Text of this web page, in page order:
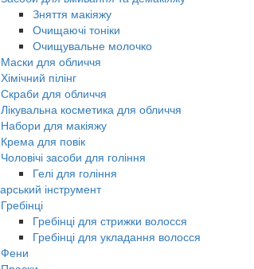
Зняття макіяжу
Очищаючі тоніки
Очищувальне молочко
Маски для обличчя
Хімічний пілінг
Скраби для обличчя
Лікувальна косметика для обличчя
Набори для макіяжу
Крема для повік
Чоловічі засоби для гоління
Гелі для гоління
інструмент
Гребінці
Гребінці для стрижки волосся
Гребінці для укладання волосся
Фени